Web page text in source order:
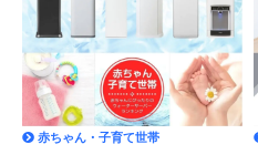
赤ちゃん・子育て世帯